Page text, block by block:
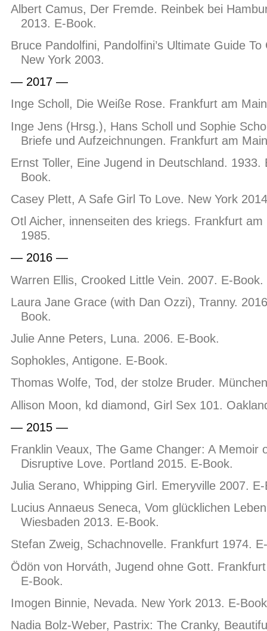
Albert Camus, Der Fremde. Reinbek bei
2013. E-Book.
Bruce Pandolfini, Pandolfini’s Ultimate Guide To
New York 2003.
— 2017 —
Inge Scholl, Die Weiße Rose. Frankfurt am
Inge Jens (Hrsg.), Hans Scholl und Sophie
Briefe und Aufzeichnungen. Frankfurt am
Ernst Toller, Eine Jugend in Deutschland. 1933.
Book.
Casey Plett, A Safe Girl To Love. New York
Otl Aicher, innenseiten des kriegs. Frankfurt am
1985.
— 2016 —
Warren Ellis, Crooked Little Vein. 2007. E-Book.
Laura Jane Grace (with Dan Ozzi), Tranny.
Book.
Julie Anne Peters, Luna. 2006. E-Book.
Sophokles, Antigone. E-Book.
Thomas Wolfe, Tod, der stolze Bruder.
Allison Moon, kd diamond, Girl Sex 101.
— 2015 —
Franklin Veaux, The Game Changer: A Memoir
Disruptive Love. Portland 2015. E-Book.
Julia Serano, Whipping Girl. Emeryville 2007.
Lucius Annaeus Seneca, Vom glücklichen
Wiesbaden 2013. E-Book.
Stefan Zweig, Schachnovelle. Frankfurt 1974.
Ödön von Horváth, Jugend ohne Gott.
E-Book.
Imogen Binnie, Nevada. New York 2013. E-
Nadia Bolz-Weber, Pastrix: The Cranky,